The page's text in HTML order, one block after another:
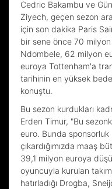
Cedric Bakambu ve
Ziyech, geçen sezon
için son dakika Paris
bir sene önce 70
Ndombele, 62 milyon
euroya Tottenham'a
tarihinin en yüksek
konuştu.
Bu sezon kurdukları
Erden Timur, "Bu
euro. Bunda sponsorluk
çıkardığımızda maaş
39,1 milyon euroya
oyuncuyla kurulan
hatırladığı Drogba,